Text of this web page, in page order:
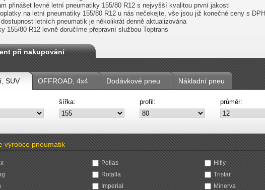
přinášet levné letní pneumatiky 155/80 R12 s nejvyšší kvalitou první jakosti
na letní pneumatiky 155/80 R12 u nás nečekejte, vše jsou již konečné ceny s DPH
letních pneumatik je několikrát denně aktualizována
155/80 R12 levně doručíme přepravní službou Toptrans
při nakupování
SUV OFFROAD, 4x4 Dodávkové pneu Nákladní pneu
šířka: profil: průměr:
výrobce pneumatik
Petlas
Hifly
Rotalla
Tristar
Imperial Minerva